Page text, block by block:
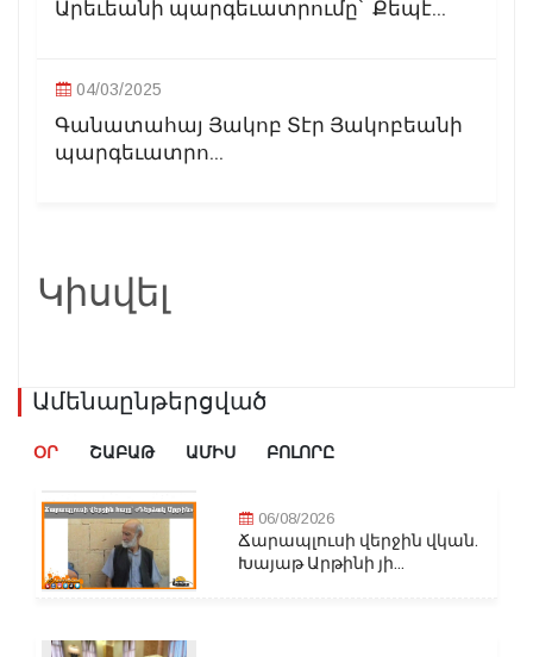
Արեւեանի պարգեւատրումը՝ Քեպէ...
04/03/2025
Գանատահայ Յակոբ Տէր Յակոբեանի
պարգեւատրո...
Կիսվել
Ամենաընթերցված
ՕՐ ՇԱԲԱԹ ԱՄԻՍ ԲՈԼՈՐԸ
06/08/2026
Ճարապլուսի վերջին վկան.
Խայաթ Արթինի յի...